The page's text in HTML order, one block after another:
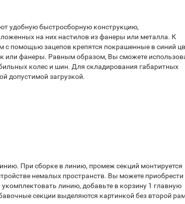
удобную быстросборную конструкцию,
на них настилов из фанеры или металла. К
помощью зацепов крепятся покрашенные в синий
или фанеры. Равным образом, Вы сможете
колес и шин. Для складирования габаритных
допустимой загрузкой.
При сборке в линию, промеж секций монтируется
немалых пространств. Вы можете приобрести
линию, добавьте в корзину 1 главную
секции выделяются картинкой без второй